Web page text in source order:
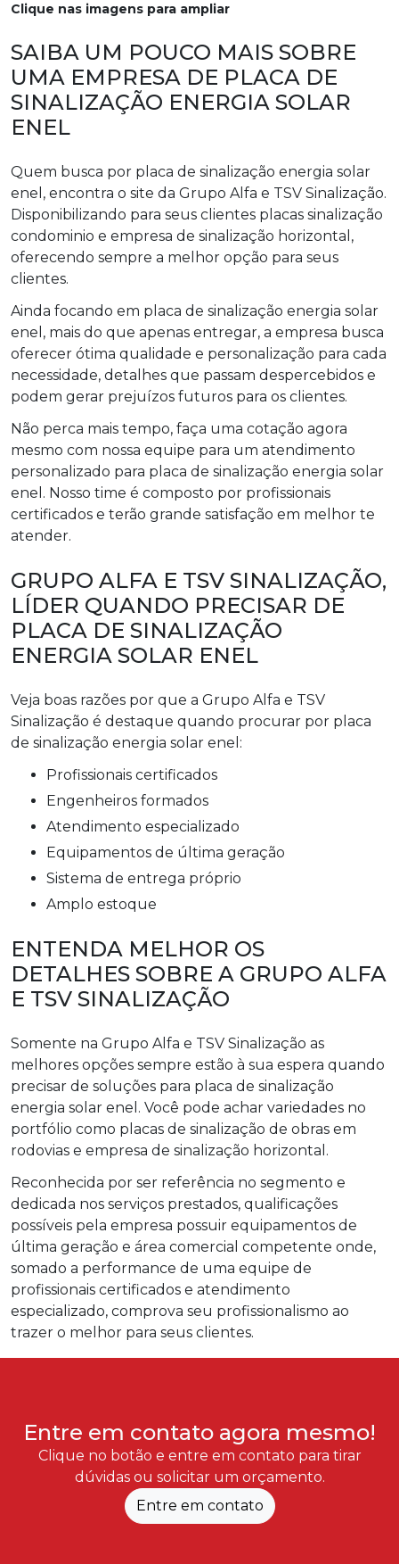
Clique nas imagens para ampliar
SAIBA UM POUCO MAIS SOBRE
UMA EMPRESA DE PLACA DE
SINALIZAÇÃO ENERGIA SOLAR
ENEL
Quem busca por placa de sinalização energia solar
enel, encontra o site da Grupo Alfa e TSV Sinalização.
Disponibilizando para seus clientes placas sinalização
condominio e empresa de sinalização horizontal,
oferecendo sempre a melhor opção para seus
clientes.
Ainda focando em placa de sinalização energia solar
enel, mais do que apenas entregar, a empresa busca
oferecer ótima qualidade e personalização para cada
necessidade, detalhes que passam despercebidos e
podem gerar prejuízos futuros para os clientes.
Não perca mais tempo, faça uma cotação agora
mesmo com nossa equipe para um atendimento
personalizado para placa de sinalização energia solar
enel. Nosso time é composto por profissionais
certificados e terão grande satisfação em melhor te
atender.
GRUPO ALFA E TSV SINALIZAÇÃO,
LÍDER QUANDO PRECISAR DE
PLACA DE SINALIZAÇÃO
ENERGIA SOLAR ENEL
Veja boas razões por que a Grupo Alfa e TSV
Sinalização é destaque quando procurar por placa
de sinalização energia solar enel:
profissionais certificados
engenheiros formados
atendimento especializado
equipamentos de última geração
sistema de entrega próprio
amplo estoque
ENTENDA MELHOR OS
DETALHES SOBRE A GRUPO ALFA
E TSV SINALIZAÇÃO
Somente na Grupo Alfa e TSV Sinalização as
melhores opções sempre estão à sua espera quando
precisar de soluções para placa de sinalização
energia solar enel. Você pode achar variedades no
portfólio como placas de sinalização de obras em
rodovias e empresa de sinalização horizontal.
Reconhecida por ser referência no segmento e
dedicada nos serviços prestados, qualificações
possíveis pela empresa possuir equipamentos de
última geração e área comercial competente onde,
somado a performance de uma equipe de
profissionais certificados e atendimento
especializado, comprova seu profissionalismo ao
trazer o melhor para seus clientes.
Entre em contato agora mesmo!
Clique no botão e entre em contato para tirar
dúvidas ou solicitar um orçamento.
Entre em contato